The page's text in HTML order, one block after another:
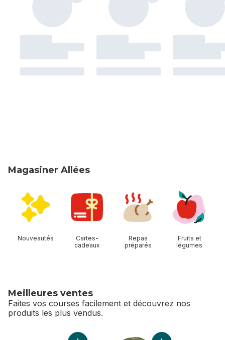
Magasiner Allées
Nouveautés
Cartes-
cadeaux
Repas
préparés
Fruits et
légumes
Meilleures ventes
Faites vos courses facilement et découvrez nos
produits les plus vendus.
sauter Meilleures ventes